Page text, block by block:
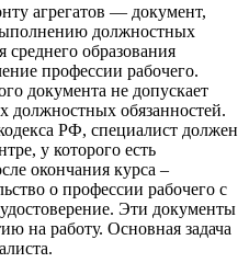
агрегатов — документ,
должностных
среднего образования
профессии рабочего.
документа не допускает
должностных обязанностей.
РФ, специалист должен
у которого есть
окончания курса –
о профессии рабочего с
Эти документы
на работу. Основная задача